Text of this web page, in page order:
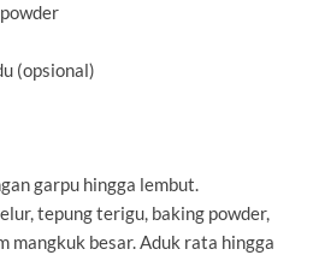
(opsional)
garpu hingga lembut.
tepung terigu, baking powder,
mangkuk besar. Aduk rata hingga